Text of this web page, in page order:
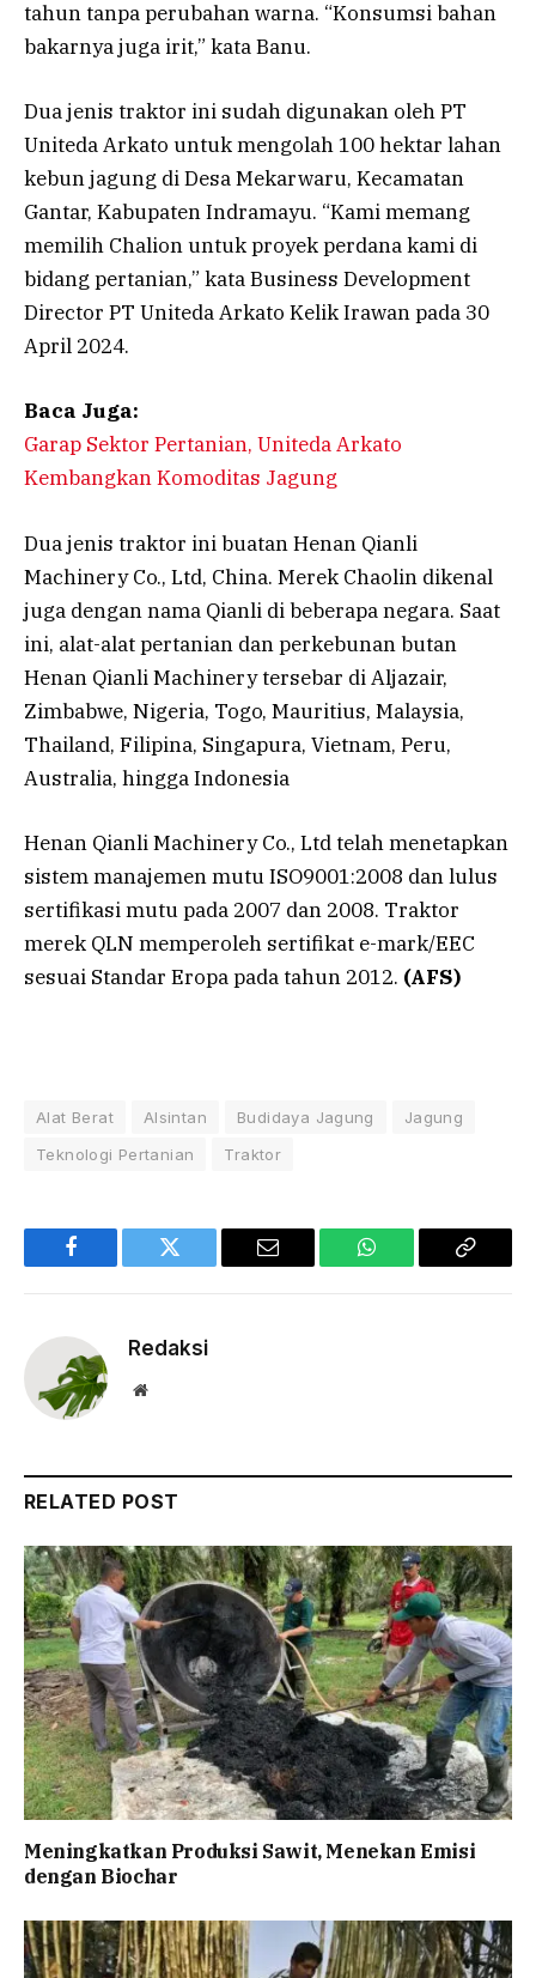
tahun tanpa perubahan warna. “Konsumsi bahan
bakarnya juga irit,” kata Banu.
Dua jenis traktor ini sudah digunakan oleh PT
Uniteda Arkato untuk mengolah 100 hektar lahan
kebun jagung di Desa Mekarwaru, Kecamatan
Gantar, Kabupaten Indramayu. “Kami memang
memilih Chalion untuk proyek perdana kami di
bidang pertanian,” kata Business Development
Director PT Uniteda Arkato Kelik Irawan pada 30
April 2024.
Baca Juga:
Garap Sektor Pertanian, Uniteda Arkato
Kembangkan Komoditas Jagung
Dua jenis traktor ini buatan Henan Qianli
Machinery Co., Ltd, China. Merek Chaolin dikenal
juga dengan nama Qianli di beberapa negara. Saat
ini, alat-alat pertanian dan perkebunan butan
Henan Qianli Machinery tersebar di Aljazair,
Zimbabwe, Nigeria, Togo, Mauritius, Malaysia,
Thailand, Filipina, Singapura, Vietnam, Peru,
Australia, hingga Indonesia
Henan Qianli Machinery Co., Ltd telah menetapkan
sistem manajemen mutu ISO9001:2008 dan lulus
sertifikasi mutu pada 2007 dan 2008. Traktor
merek QLN memperoleh sertifikat e-mark/EEC
sesuai Standar Eropa pada tahun 2012. (AFS)
Alat Berat Alsintan Budidaya Jagung
Jagung
Teknologi Pertanian
Traktor
Facebook Twitter Email WhatsApp Copy
Redaksi
Website
RELATED POST
Meningkatkan Produksi Sawit, Menekan Emisi
dengan Biochar